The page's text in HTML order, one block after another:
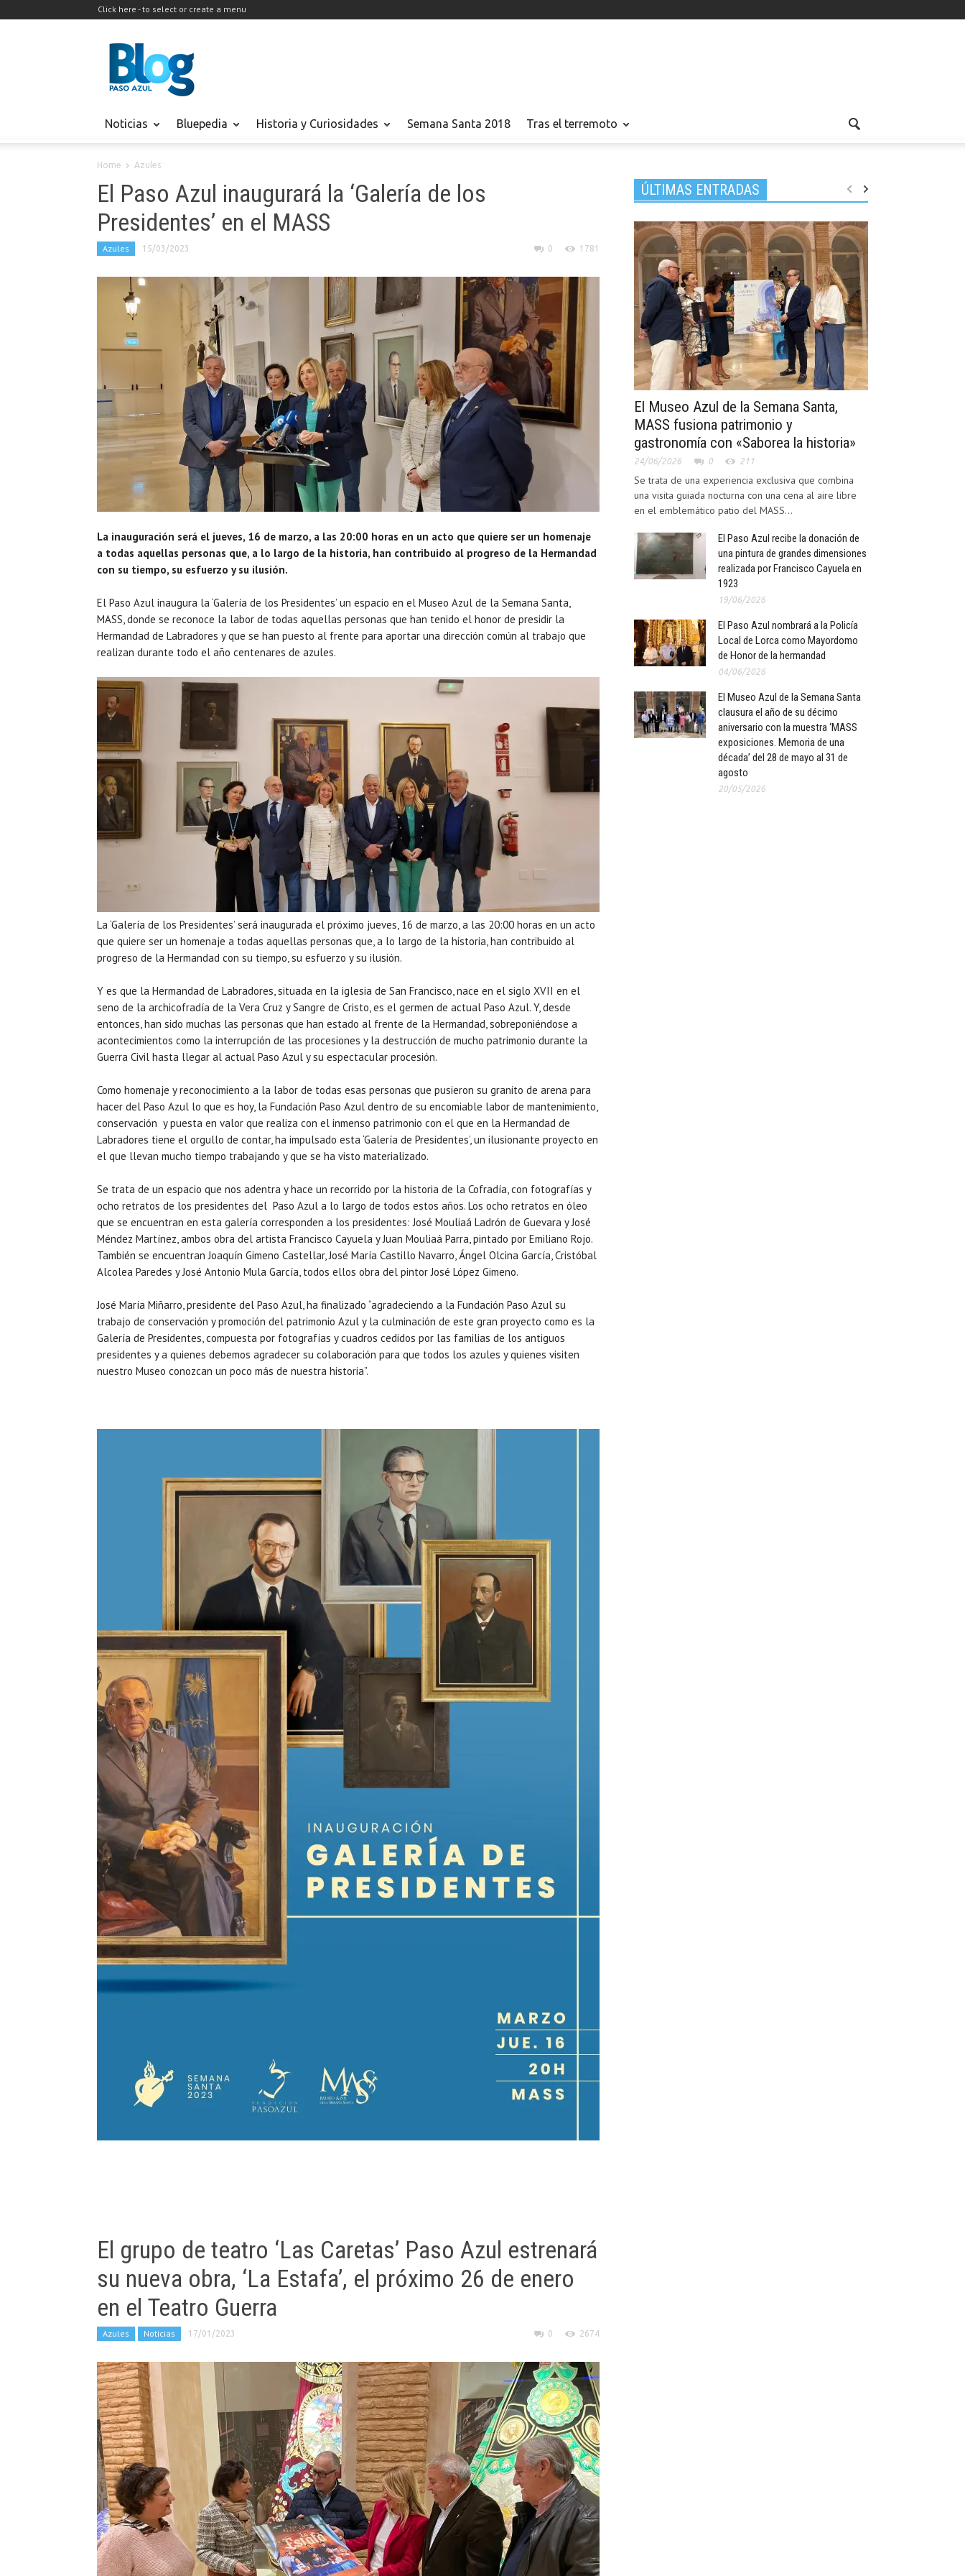
Click here - to select or create a menu
Noticias Bluepedia Historia y Curiosidades Semana Santa 2018 Tras el terremoto
Home Azules
El Paso Azul inaugurará la ‘Galería de los
Presidentes’ en el MASS
Azules 15/03/2023 0 1781
La inauguración será el jueves, 16 de marzo, a las 20:00 horas en un acto que quiere ser un homenaje
a todas aquellas personas que, a lo largo de la historia, han contribuido al progreso de la Hermandad
con su tiempo, su esfuerzo y su ilusión.
El Paso Azul inaugura la ‘Galería de los Presidentes’ un espacio en el Museo Azul de la Semana Santa,
MASS, donde se reconoce la labor de todas aquellas personas que han tenido el honor de presidir la
Hermandad de Labradores y que se han puesto al frente para aportar una dirección común al trabajo que
realizan durante todo el año centenares de azules.
La ‘Galería de los Presidentes’ será inaugurada el próximo jueves, 16 de marzo, a las 20:00 horas en un acto
que quiere ser un homenaje a todas aquellas personas que, a lo largo de la historia, han contribuido al
progreso de la Hermandad con su tiempo, su esfuerzo y su ilusión.
Y es que la Hermandad de Labradores, situada en la iglesia de San Francisco, nace en el siglo XVII en el
seno de la archicofradía de la Vera Cruz y Sangre de Cristo, es el germen de actual Paso Azul. Y, desde
entonces, han sido muchas las personas que han estado al frente de la Hermandad, sobreponiéndose a
acontecimientos como la interrupción de las procesiones y la destrucción de mucho patrimonio durante la
Guerra Civil hasta llegar al actual Paso Azul y su espectacular procesión.
Como homenaje y reconocimiento a la labor de todas esas personas que pusieron su granito de arena para
hacer del Paso Azul lo que es hoy, la Fundación Paso Azul dentro de su encomiable labor de mantenimiento,
conservación y puesta en valor que realiza con el inmenso patrimonio con el que en la Hermandad de
Labradores tiene el orgullo de contar, ha impulsado esta ‘Galería de Presidentes’, un ilusionante proyecto en
el que llevan mucho tiempo trabajando y que se ha visto materializado.
Se trata de un espacio que nos adentra y hace un recorrido por la historia de la Cofradía, con fotografías y
ocho retratos de los presidentes del Paso Azul a lo largo de todos estos años. Los ocho retratos en óleo
que se encuentran en esta galería corresponden a los presidentes: José Mouliaá Ladrón de Guevara y José
Méndez Martínez, ambos obra del artista Francisco Cayuela y Juan Mouliaá Parra, pintado por Emiliano Rojo.
También se encuentran Joaquín Gimeno Castellar, José María Castillo Navarro, Ángel Olcina García, Cristóbal
Alcolea Paredes y José Antonio Mula García, todos ellos obra del pintor José López Gimeno.
José María Miñarro, presidente del Paso Azul, ha finalizado “agradeciendo a la Fundación Paso Azul su
trabajo de conservación y promoción del patrimonio Azul y la culminación de este gran proyecto como es la
Galería de Presidentes, compuesta por fotografías y cuadros cedidos por las familias de los antiguos
presidentes y a quienes debemos agradecer su colaboración para que todos los azules y quienes visiten
nuestro Museo conozcan un poco más de nuestra historia”.
El grupo de teatro ‘Las Caretas’ Paso Azul estrenará
su nueva obra, ‘La Estafa’, el próximo 26 de enero
en el Teatro Guerra
Azules Noticias 17/01/2023 0 2674
ÚLTIMAS ENTRADAS
El Museo Azul de la Semana Santa,
MASS fusiona patrimonio y
gastronomía con «Saborea la historia»
24/06/2026 0 211
Se trata de una experiencia exclusiva que combina
una visita guiada nocturna con una cena al aire libre
en el emblemático patio del MASS...
El Paso Azul recibe la donación de
una pintura de grandes dimensiones
realizada por Francisco Cayuela en
1923
19/06/2026
El Paso Azul nombrará a la Policía
Local de Lorca como Mayordomo
de Honor de la hermandad
04/06/2026
El Museo Azul de la Semana Santa
clausura el año de su décimo
aniversario con la muestra ‘MASS
exposiciones. Memoria de una
década’ del 28 de mayo al 31 de
agosto
20/05/2026